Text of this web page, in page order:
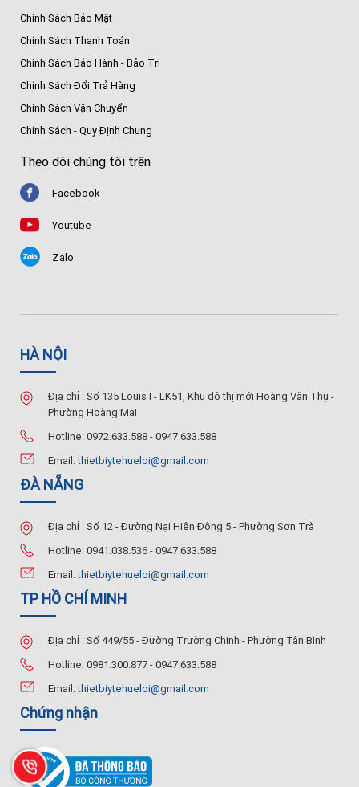
Chính Sách Bảo Mật
Chính Sách Thanh Toán
Chính Sách Bảo Hành - Bảo Trì
Chính Sách Đổi Trả Hàng
Chính Sách Vận Chuyển
Chính Sách - Quy Định Chung
Theo dõi chúng tôi trên
Facebook
Youtube
Zalo
HÀ NỘI
Địa chỉ : Số 135 Louis I - LK51, Khu đô thị mới Hoàng Văn Thụ -
Phường Hoàng Mai
Hotline: 0972.633.588 - 0947.633.588
Email:thietbiytehueloi@gmail.com
ĐÀ NẴNG
Địa chỉ : Số 12 - Đường Nại Hiên Đông 5 - Phường Sơn Trà
Hotline: 0941.038.536 - 0947.633.588
Email:thietbiytehueloi@gmail.com
TP HỒ CHÍ MINH
Địa chỉ : Số 449/55 - Đường Trường Chinh - Phường Tân Bình
Hotline: 0981.300.877 - 0947.633.588
Email:thietbiytehueloi@gmail.com
Chứng nhận